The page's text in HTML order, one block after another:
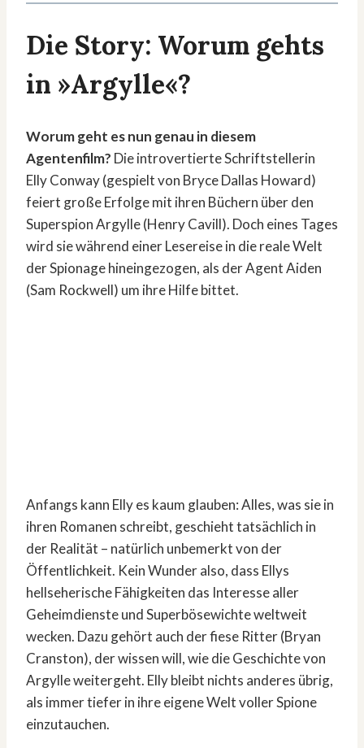
Die Story: Worum gehts
in »Argylle«?
Worum geht es nun genau in diesem
Agentenfilm? Die introvertierte Schriftstellerin
Elly Conway (gespielt von Bryce Dallas Howard)
feiert große Erfolge mit ihren Büchern über den
Superspion Argylle (Henry Cavill). Doch eines Tages
wird sie während einer Lesereise in die reale Welt
der Spionage hineingezogen, als der Agent Aiden
(Sam Rockwell) um ihre Hilfe bittet.
Anfangs kann Elly es kaum glauben: Alles, was sie in
ihren Romanen schreibt, geschieht tatsächlich in
der Realität – natürlich unbemerkt von der
Öffentlichkeit. Kein Wunder also, dass Ellys
hellseherische Fähigkeiten das Interesse aller
Geheimdienste und Superbösewichte weltweit
wecken. Dazu gehört auch der fiese Ritter (Bryan
Cranston), der wissen will, wie die Geschichte von
Argylle weitergeht. Elly bleibt nichts anderes übrig,
als immer tiefer in ihre eigene Welt voller Spione
einzutauchen.